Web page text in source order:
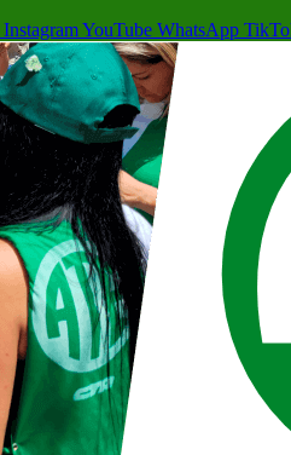
InstagramYouTube WhatsApp